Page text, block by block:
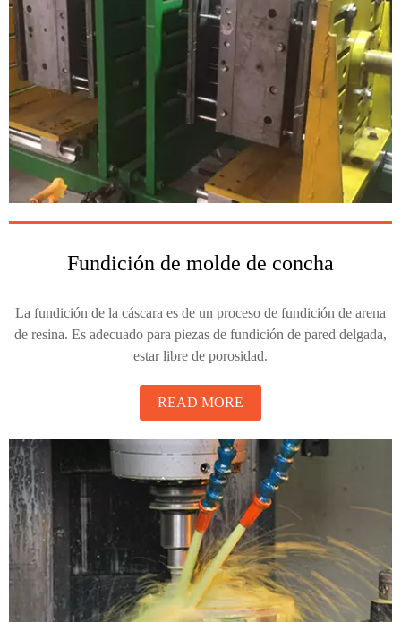
Fundición de molde de concha
La fundición de la cáscara es de un proceso de fundición de arena
de resina. Es adecuado para piezas de fundición de pared delgada,
estar libre de porosidad.
READ MORE